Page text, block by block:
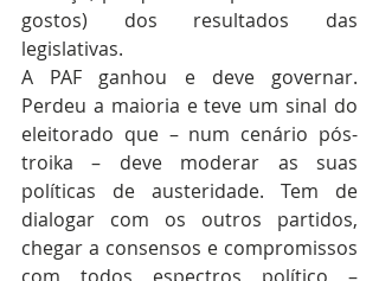
gostos) dos resultados das
legislativas.
A PAF ganhou e deve governar.
Perdeu a maioria e teve um sinal do
eleitorado que – num cenário pós-
troika – deve moderar as suas
políticas de austeridade. Tem de
dialogar com os outros partidos,
chegar a consensos e compromissos
com todos espectros político –